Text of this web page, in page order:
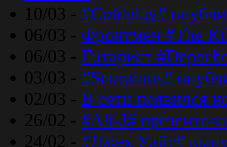
10/03 - #Coldplay#
06/03 - Фронтмен #The
06/03 - Гитарист
03/03 - #Scorpions#
02/03 - В сети появился
26/02 - #Alt-J#
24/02 - #Джек Уайт#